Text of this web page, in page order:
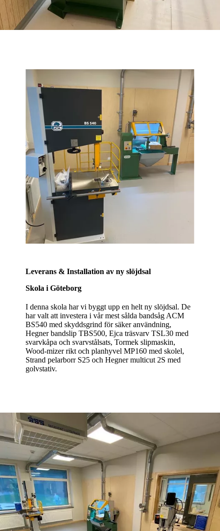
Leverans & Installation av ny slöjdsal
Skola i Göteborg
I denna skola har vi byggt upp en helt ny slöjdsal. De
har valt att investera i vår mest sålda bandsåg ACM
BS540 med skyddsgrind för säker användning,
Hegner bandslip TBS500, Ejca träsvarv TSL30 med
svarvkåpa och svarvstålsats, Tormek slipmaskin,
Wood-mizer rikt och planhyvel MP160 med skolel,
Strand pelarborr S25 och Hegner multicut 2S med
golvstativ.